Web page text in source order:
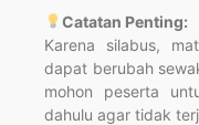
Catatan Penting:
Karena silabus,
dapat berubah
mohon peserta
dahulu agar tidak